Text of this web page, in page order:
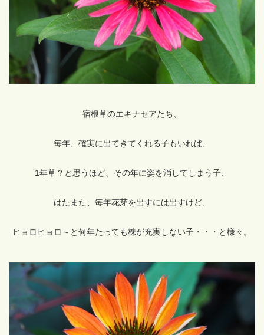
宿根草のエキナセアたち、
毎年、確実に出てきてくれる子もいれば、
1年草？と思うほど、その年に姿を消してしまう子、
はたまた、毎年花芽を出すには出すけど、
ヒョロヒョロ～と何年たっても株が充実しない子・・・と様々。